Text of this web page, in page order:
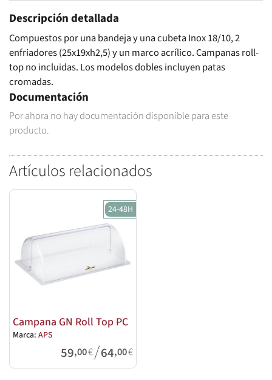
Descripción detallada
Compuestos por una bandeja y una cubeta Inox 18/10, 2
enfriadores (25x19xh2,5) y un marco acrílico. Campanas roll-
top no incluidas. Los modelos dobles incluyen patas
cromadas.
Documentación
Por ahora no hay documentación disponible para este
producto.
Artículos relacionados
24-48H
Campana GN Roll Top PC
Marca: APS
59,00€/64,00€